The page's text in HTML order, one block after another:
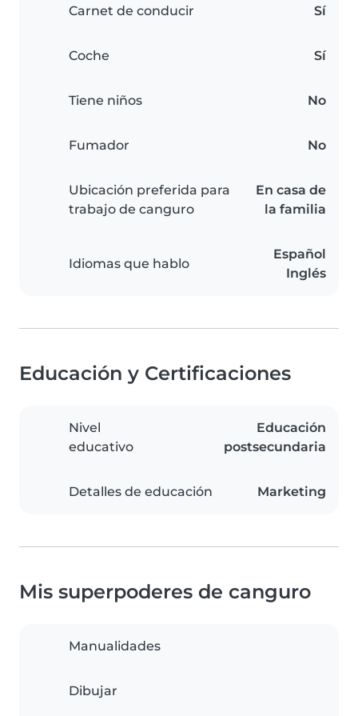
Carnet de conducir Sí
Coche Sí
Tiene niños No
Fumador No
Ubicación preferida para
trabajo de canguro
En casa de
la familia
Idiomas que hablo
Español
Inglés
Educación y Certificaciones
Nivel
educativo
Educación
postsecundaria
Detalles de educación Marketing
Mis superpoderes de canguro
Manualidades
Dibujar